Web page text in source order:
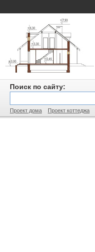
Поиск по сайту:
Проект дома Проект коттеджа